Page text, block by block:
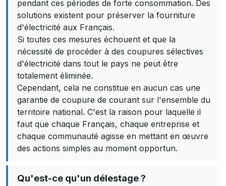
pendant ces périodes de forte consommation. Des
solutions existent pour préserver la fourniture
d'électricité aux Français.
Si toutes ces mesures échouent et que la
nécessité de procéder à des coupures sélectives
d'électricité dans tout le pays ne peut être
totalement éliminée.
Cependant, cela ne constitue en aucun cas une
garantie de coupure de courant sur l'ensemble du
territoire national. C'est la raison pour laquelle il
faut que chaque Français, chaque entreprise et
chaque communauté agisse en mettant en œuvre
des actions simples au moment opportun.
Qu'est-ce qu'un délestage ?